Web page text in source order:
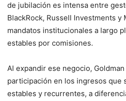
de jubilación es intensa entre
BlackRock, Russell Investments y
mandatos institucionales a largo
estables por comisiones.
Al expandir ese negocio,
participación en los ingresos que
estables y recurrentes, a